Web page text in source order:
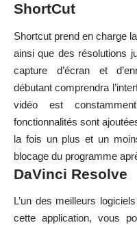
ShortCut
Shortcut prend en charge
ainsi que des résolutions
capture d’écran et
débutant comprendra
vidéo est
fonctionnalités sont
la fois un plus et un
blocage du programme
DaVinci Resolve
L’un des meilleurs
cette application, vous